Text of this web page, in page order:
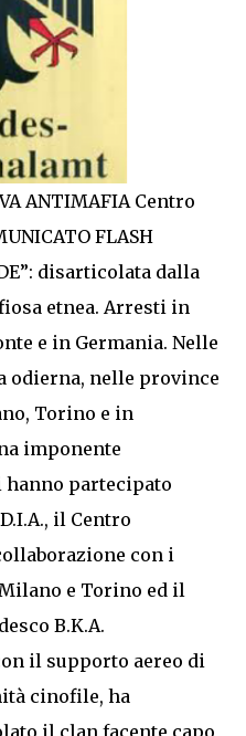
ANTIMAFIA Centro
FLASH
disarticolata dalla
etnea. Arresti in
e in Germania. Nelle
odierna, nelle province
Torino e in
imponente
partecipato
il Centro
con i
e Torino ed il
B.K.A.
il supporto aereo di
cinofile, ha
il clan facente capo